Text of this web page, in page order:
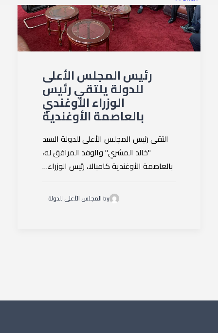
رئيس المجلس الأعلى
للدولة يلتقي رئيس
الوزراء الأوغندي
بالعاصمة الأوغندية
التقى رئيس المجلس الأعلى للدولة السيد
"خالد المشري" والوفد المرافق له،
بالعاصمة الأوغندية كامبالا، رئيس الوزراء…
by المجلس الأعلى للدولة